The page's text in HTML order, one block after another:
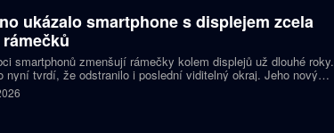
ukázalo smartphone s displejem zcela
rámečků
smartphonů zmenšují rámečky kolem displejů už dlouhé roky.
nyní tvrdí, že odstranilo i poslední viditelný okraj. Jeho nový
nabízí obrazovku s rámečkem širokým přesně nula milimetrů.